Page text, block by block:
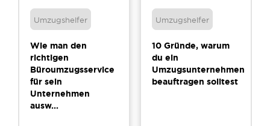
Umzugshelfer
Wie man den
richtigen
Büroumzugsservice
für sein
Unternehmen
ausw...
Umzugshelfer
10 Gründe, warum
du ein
Umzugsunternehmen
beauftragen solltest